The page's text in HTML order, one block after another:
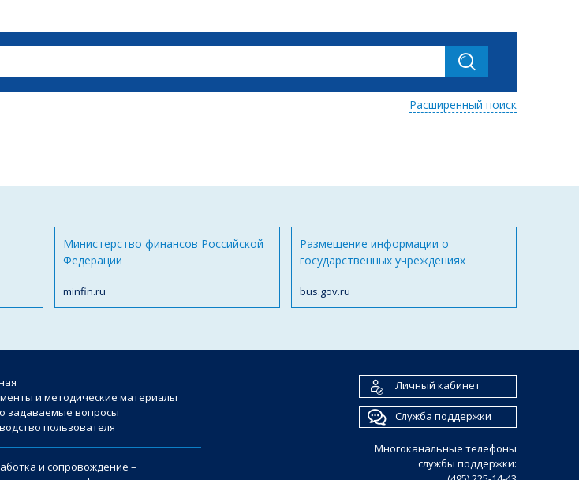
Расширенный поиск
Министерство финансов Российской
Федерации
minfin.ru
Размещение информации о
государственных учреждениях
bus.gov.ru
и методические материалы
задаваемые вопросы
пользователя
и сопровождение –
Личный кабинет
Служба поддержки
Многоканальные телефоны
службы поддержки: